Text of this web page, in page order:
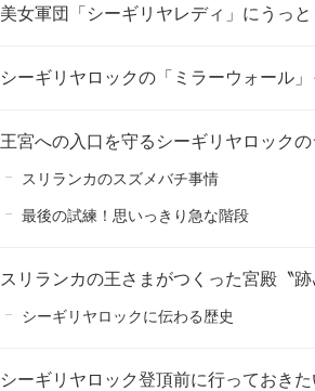
美女軍団「シーギリヤレディ」にうっと
シーギリヤロックの「ミラーウォール」
王宮への入口を守るシーギリヤロック
スリランカのスズメバチ事情
最後の試練！思いっきり急な階段
スリランカの王さまがつくった宮殿〝跡
シーギリヤロックに伝わる歴史
シーギリヤロック登頂前に行っておきた